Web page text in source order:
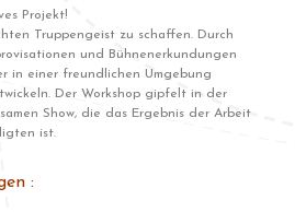
Projekt!
Truppengeist zu schaffen. Durch
und Bühnenerkundungen
in einer freundlichen Umgebung
Der Workshop gipfelt in der
Show, die das Ergebnis der Arbeit
ist.
: